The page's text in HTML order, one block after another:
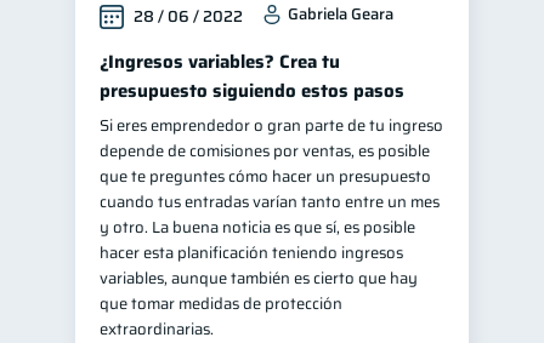
28 / 06 / 2022 Gabriela Geara
¿Ingresos variables? Crea tu
presupuesto siguiendo estos pasos
Si eres emprendedor o gran parte de tu ingreso
depende de comisiones por ventas, es posible
que te preguntes cómo hacer un presupuesto
cuando tus entradas varían tanto entre un mes
y otro. La buena noticia es que sí, es posible
hacer esta planificación teniendo ingresos
variables, aunque también es cierto que hay
que tomar medidas de protección
extraordinarias.